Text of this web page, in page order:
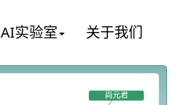
AI实验室 关于我们